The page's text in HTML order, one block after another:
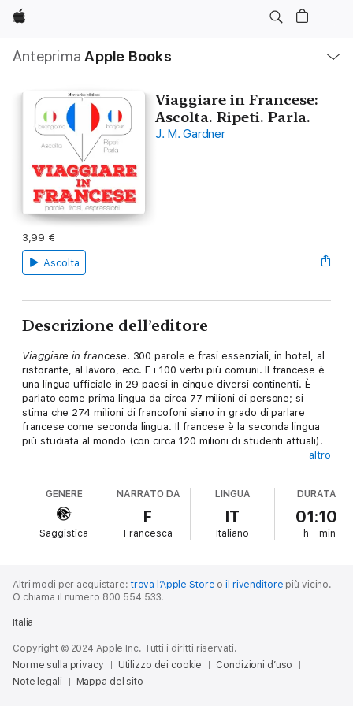
Apple
Anteprima Apple Books
locale
Apri
Menu
Viaggiare in Francese:
Ascolta. Ripeti. Parla.
J. M. Gardner
3,99 €
Ascolta
Descrizione dell’editore
Viaggiare in francese. 300 parole e frasi essenziali, in hotel, al
ristorante, al lavoro, ecc. E i 100 verbi più comuni. Il francese è
una lingua ufficiale in 29 paesi in cinque diversi continenti. È
parlato come prima lingua da circa 77 milioni di persone; si
stima che 274 milioni di francofoni siano in grado di parlare
francese come seconda lingua. Il francese è la seconda lingua
più studiata al mondo (con circa 120 milioni di studenti attuali).
frequentare le lezioni di lingua tradizionale. Il nostro metodo di
apprendimento: una selezione di centinaia di frasi e parole
essenziali. Li ascolti, li ripeti e parli. Facciamo affidamento sulla
pronuncia, prova orale, ascolto, combinato con parole, frasi
ottenere un livello sufficiente in una lingua per essere in grado
di tenere conversazioni semplici, essere in grado di
giorni e iniziare ad esplorare la nuova cultura che ti si apre
Attenzione: questo audiolibro è in lingua italiana.
altro
GENERE
Saggistica
NARRATO DA
F
Francesca
LINGUA
IT
Italiano
DURATA
01:10
h min
Altri modi per acquistare:trova l’Apple Store oil rivenditore più vicino.
O chiama il numero 800 554 533.
Italia
Copyright © 2024 Apple Inc. Tutti i diritti riservati.
Norme sulla privacy
Utilizzo dei cookie
Condizioni d’uso
Note legali
Mappa del sito